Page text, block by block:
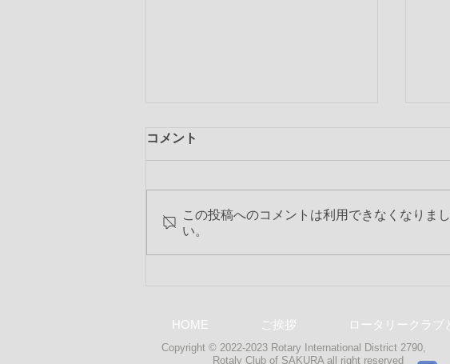
第2354回 2020-21年度 最終
コメント
この投稿へのコメントは利用できなくなりま
い。
HOME ご挨拶 ロータリークラブ
Copyright © 2022-2023 Rotary International District 2790,
Rotaly Club of SAKURA all right reserved